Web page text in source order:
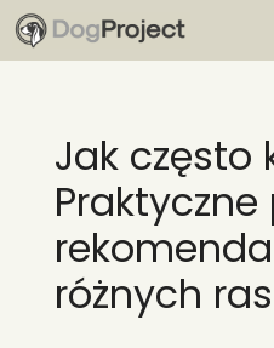
Przejdź
do
Jak często
różnych ras